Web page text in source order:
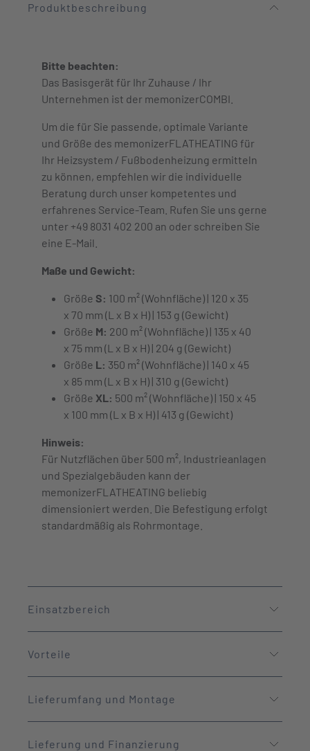
Produktbeschreibung
Bitte beachten:
Das Basisgerät für Ihr Zuhause / Ihr
Unternehmen ist der memonizerCOMBI.
Um die für Sie passende, optimale Variante
und Größe des memonizerFLATHEATING für
Ihr Heizsystem / Fußbodenheizung ermitteln
zu können, empfehlen wir die individuelle
Beratung durch unser kompetentes und
erfahrenes Service-Team. Rufen Sie uns gerne
unter +49 8031 402 200 an oder schreiben Sie
eine E-Mail.
Maße und Gewicht:
Größe S: 100 m² (Wohnfläche) | 120 x 35
x 70 mm (L x B x H) | 153 g (Gewicht)
Größe M: 200 m² (Wohnfläche) | 135 x 40
x 75 mm (L x B x H) | 204 g (Gewicht)
Größe L: 350 m² (Wohnfläche) | 140 x 45
x 85 mm (L x B x H) | 310 g (Gewicht)
Größe XL: 500 m² (Wohnfläche) | 150 x 45
x 100 mm (L x B x H) | 413 g (Gewicht)
Hinweis:
Für Nutzflächen über 500 m², Industrieanlagen
und Spezialgebäuden kann der
memonizerFLATHEATING beliebig
dimensioniert werden. Die Befestigung erfolgt
standardmäßig als Rohrmontage.
Einsatzbereich
Vorteile
Lieferumfang und Montage
Lieferung und Finanzierung